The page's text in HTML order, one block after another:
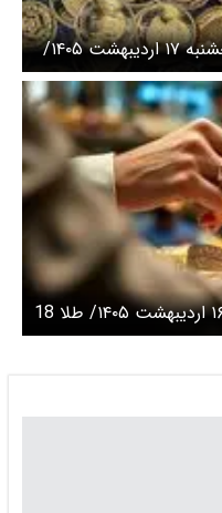
آخرین قیمت طلا و سکه امروز پنجشنبه ۱۷ اردیبهشت ۱۴۰۵/
ماند + جدول
قیمت سکه و طلا امروز چهارشنبه ۱۶ اردیبهشت ۱۴۰۵/ طلا 18